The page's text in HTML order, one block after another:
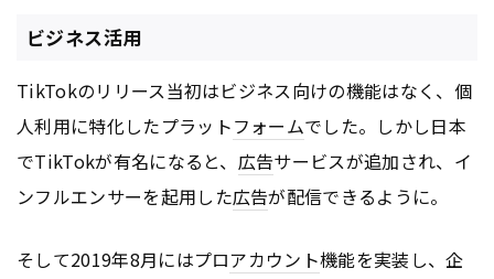
ビジネス活用
TikTokのリリース当初はビジネス向けの機能はなく、個
人利用に特化したプラットフォームでした。しかし日本
でTikTokが有名になると、 広告サービスが追加され、イ
ンフルエンサーを起用した広告が配信できるように。
そして2019年8月にはプロアカウント機能を実装し、企